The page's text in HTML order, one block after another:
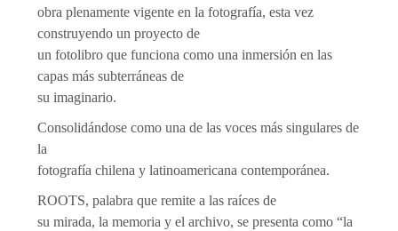
obra plenamente vigente en la fotografía, esta vez
construyendo un proyecto de
un fotolibro que funciona como una inmersión en las
capas más subterráneas de
su imaginario.
Consolidándose como una de las voces más singulares de
la
fotografía chilena y latinoamericana contemporánea.
ROOTS, palabra que remite a las raíces de
su mirada, la memoria y el archivo, se presenta como “la